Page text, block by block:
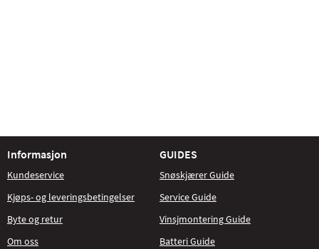
Informasjon
Kundeservice
Kjøps- og leveringsbetingelser
Byte og retur
Om oss
GUIDES
Snøskjærer Guide
Service Guide
Vinsjmontering Guide
Batteri Guide